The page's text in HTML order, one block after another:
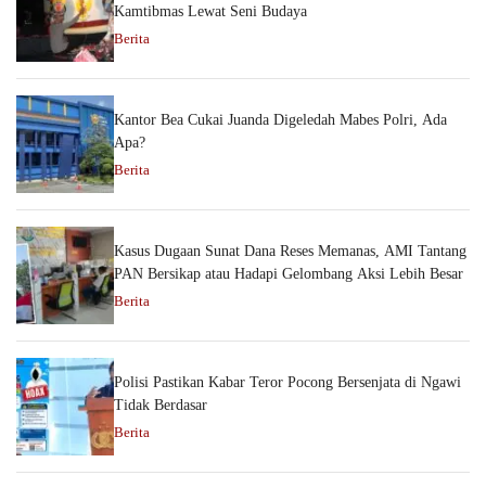
Kamtibmas Lewat Seni Budaya
Berita
Kantor Bea Cukai Juanda Digeledah Mabes Polri, Ada
Apa?
Berita
Kasus Dugaan Sunat Dana Reses Memanas, AMI Tantang
PAN Bersikap atau Hadapi Gelombang Aksi Lebih Besar
Berita
Polisi Pastikan Kabar Teror Pocong Bersenjata di Ngawi
Tidak Berdasar
Berita